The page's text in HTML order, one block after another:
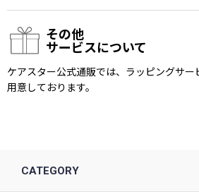
その他
サービスについて
ケアスター公式通販では、ラッピングサ
用意しております。
CATEGORY